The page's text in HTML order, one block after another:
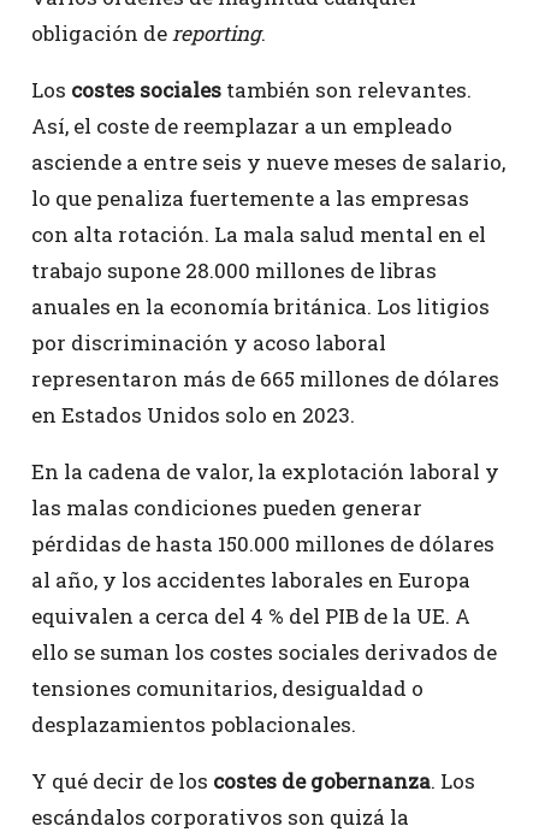
obligación de reporting.
Los costes sociales también son relevantes.
Así, el coste de reemplazar a un empleado
asciende a entre seis y nueve meses de salario,
lo que penaliza fuertemente a las empresas
con alta rotación. La mala salud mental en el
trabajo supone 28.000 millones de libras
anuales en la economía británica. Los litigios
por discriminación y acoso laboral
representaron más de 665 millones de dólares
en Estados Unidos solo en 2023.
En la cadena de valor, la explotación laboral y
las malas condiciones pueden generar
pérdidas de hasta 150.000 millones de dólares
al año, y los accidentes laborales en Europa
equivalen a cerca del 4 % del PIB de la UE. A
ello se suman los costes sociales derivados de
tensiones comunitarios, desigualdad o
desplazamientos poblacionales.
Y qué decir de los costes de gobernanza. Los
escándalos corporativos son quizá la